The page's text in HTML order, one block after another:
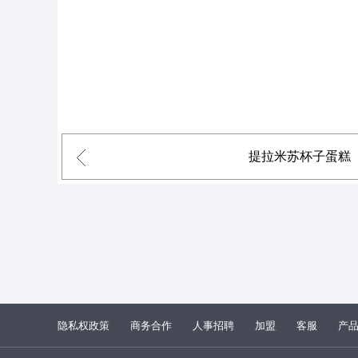
提拉米苏杯子蛋糕
隐私权政策 商务合作 人事招聘 加盟 客服 产品